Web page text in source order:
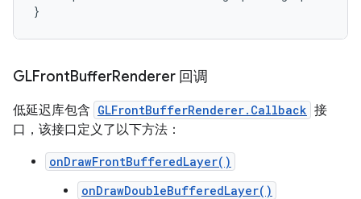
GLFrontBufferRenderer 回调
低延迟库包含 GLFrontBufferRenderer.Callback 接
口，该接口定义了以下方法：
onDrawFrontBufferedLayer()
onDrawDoubleBufferedLayer()